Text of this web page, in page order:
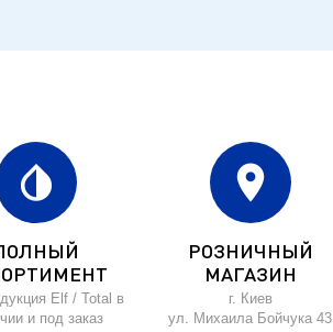
invert_colors
Elf / Total в
и под заказ
location_on
РОЗНИЧНЫЙ
МАГАЗИН
г. Киев
ул. Михаила Бойчука 43